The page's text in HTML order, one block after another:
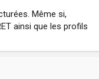
Même si,
ainsi que les profils